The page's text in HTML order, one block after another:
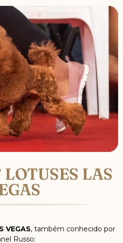
LAS
VEGAS, também conhecido por
Russo: